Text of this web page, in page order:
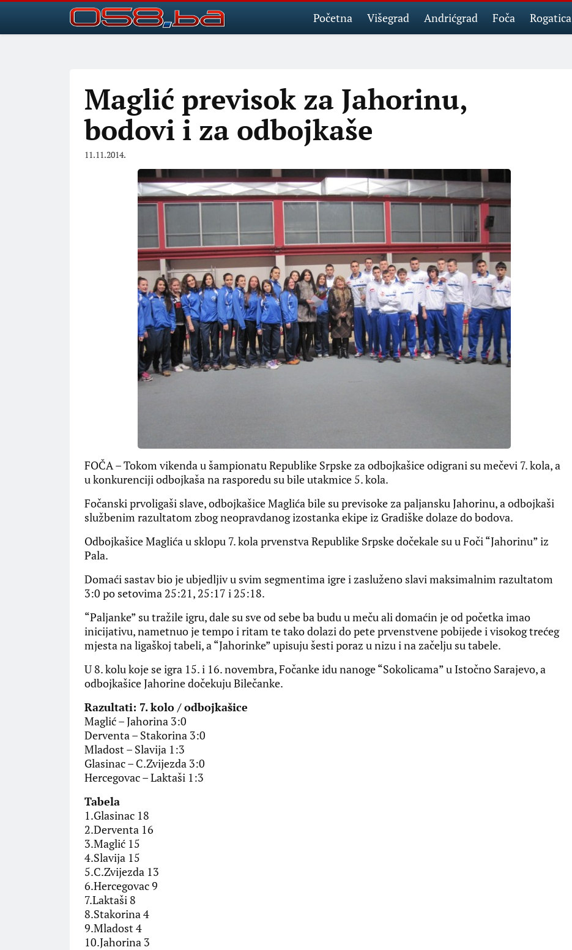
Početna Višegrad Andrićgrad Foča Rogatica
Maglić previsok za Jahorinu,
bodovi i za odbojkaše
11.11.2014.
FOČA – Tokom vikenda u šampionatu Republike Srpske za odbojkašice odigrani su mečevi 7. kola, a
u konkurenciji odbojkaša na rasporedu su bile utakmice 5. kola.
Fočanski prvoligaši slave, odbojkašice Maglića bile su previsoke za paljansku Jahorinu, a odbojkaši
službenim razultatom zbog neopravdanog izostanka ekipe iz Gradiške dolaze do bodova.
Odbojkašice Maglića u sklopu 7. kola prvenstva Republike Srpske dočekale su u Foči “Jahorinu” iz
Pala.
Domaći sastav bio je ubjedljiv u svim segmentima igre i zasluženo slavi maksimalnim razultatom
3:0 po setovima 25:21, 25:17 i 25:18.
“Paljanke” su tražile igru, dale su sve od sebe ba budu u meču ali domaćin je od početka imao
inicijativu, nametnuo je tempo i ritam te tako dolazi do pete prvenstvene pobijede i visokog trećeg
mjesta na ligaškoj tabeli, a “Jahorinke” upisuju šesti poraz u nizu i na začelju su tabele.
U 8. kolu koje se igra 15. i 16. novembra, Fočanke idu nanoge “Sokolicama” u Istočno Sarajevo, a
odbojkašice Jahorine dočekuju Bilečanke.
Razultati: 7. kolo / odbojkašice
Maglić – Jahorina 3:0
Derventa – Stakorina 3:0
Mladost – Slavija 1:3
Glasinac – C.Zvijezda 3:0
Hercegovac – Laktaši 1:3
Tabela
1.Glasinac 18
2.Derventa 16
3.Maglić 15
4.Slavija 15
5.C.Zvijezda 13
6.Hercegovac 9
7.Laktaši 8
8.Stakorina 4
9.Mladost 4
10.Jahorina 3